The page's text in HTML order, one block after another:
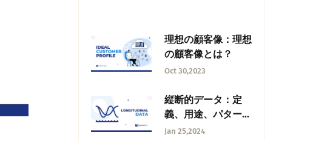
理想の顧客像：理想
の顧客像とは？
Oct 30,2023
縦断的データ：定
義、用途、パターン
と傾向
Jan 25,2024